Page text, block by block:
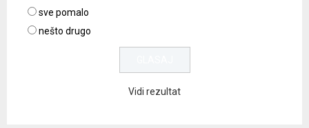
sve pomalo
nešto drugo
Vidi rezultat